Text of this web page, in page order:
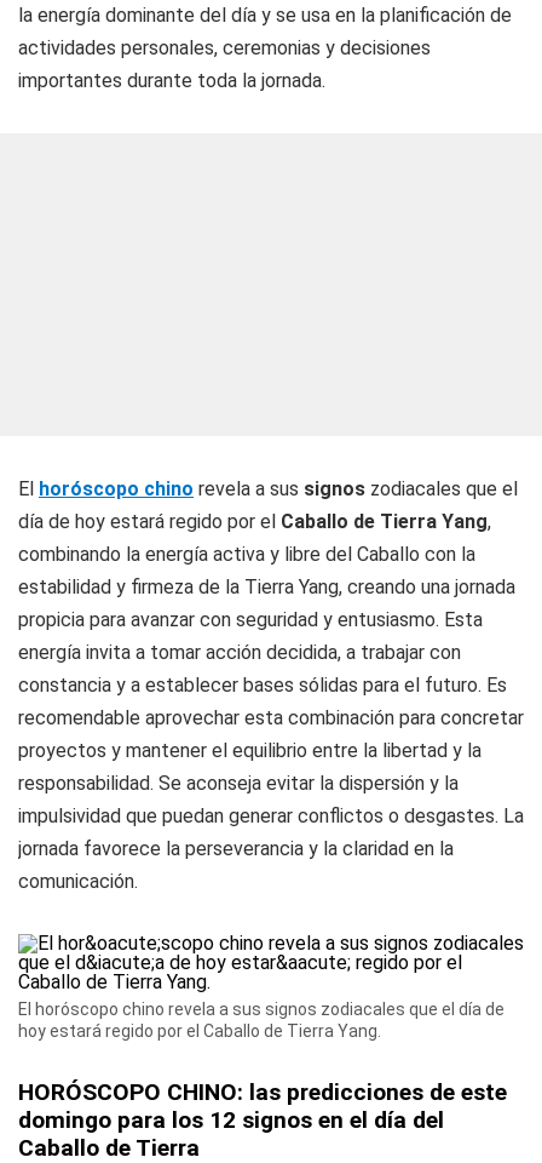
la energía dominante del día y se usa en la planificación de
actividades personales, ceremonias y decisiones
importantes durante toda la jornada.
El horóscopo chino revela a sus signos zodiacales que el
día de hoy estará regido por el Caballo de Tierra Yang,
combinando la energía activa y libre del Caballo con la
estabilidad y firmeza de la Tierra Yang, creando una jornada
propicia para avanzar con seguridad y entusiasmo. Esta
energía invita a tomar acción decidida, a trabajar con
constancia y a establecer bases sólidas para el futuro. Es
recomendable aprovechar esta combinación para concretar
proyectos y mantener el equilibrio entre la libertad y la
responsabilidad. Se aconseja evitar la dispersión y la
impulsividad que puedan generar conflictos o desgastes. La
jornada favorece la perseverancia y la claridad en la
comunicación.
El horóscopo chino revela a sus signos zodiacales que el día de
hoy estará regido por el Caballo de Tierra Yang.
HORÓSCOPO CHINO: las predicciones de este
domingo para los 12 signos en el día del
Caballo de Tierra